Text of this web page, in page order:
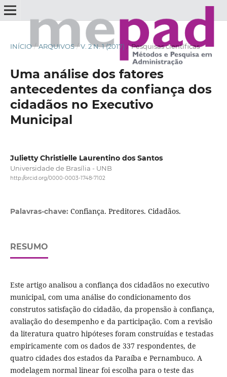
INÍCIO / ARQUIVOS / V. 2 N. 1 (2017) / Pesquisas científicas
Uma análise dos fatores
antecedentes da confiança dos
cidadãos no Executivo
Municipal
Julietty Christielle Laurentino dos Santos
Universidade de Brasília - UNB
http://orcid.org/0000-0003-1748-7102
Palavras-chave: Confiança. Preditores. Cidadãos.
RESUMO
Este artigo analisou a confiança dos cidadãos no executivo
municipal, com uma análise do condicionamento dos
construtos satisfação do cidadão, da propensão à confiança,
avaliação do desempenho e da participação. Com a revisão
da literatura quatro hipóteses foram construídas e testadas
empiricamente com os dados de 337 respondentes, de
quatro cidades dos estados da Paraíba e Pernambuco. A
modelagem normal linear foi escolha para o teste das